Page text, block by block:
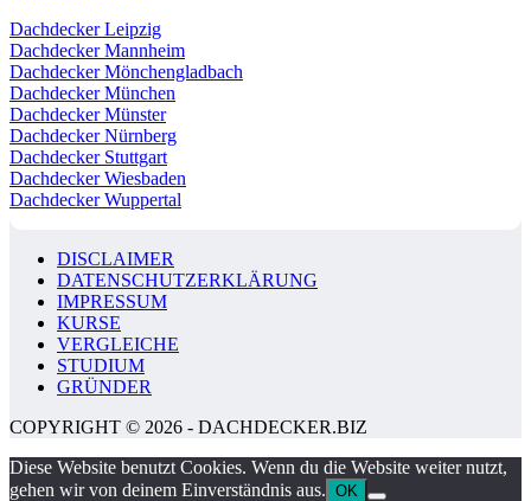
Dachdecker Leipzig
Dachdecker Mannheim
Dachdecker Mönchengladbach
Dachdecker München
Dachdecker Münster
Dachdecker Nürnberg
Dachdecker Stuttgart
Dachdecker Wiesbaden
Dachdecker Wuppertal
DISCLAIMER
DATENSCHUTZERKLÄRUNG
IMPRESSUM
KURSE
VERGLEICHE
STUDIUM
GRÜNDER
COPYRIGHT © 2026 - DACHDECKER.BIZ
Diese Website benutzt Cookies. Wenn du die Website weiter nutzt,
gehen wir von deinem Einverständnis aus. OK